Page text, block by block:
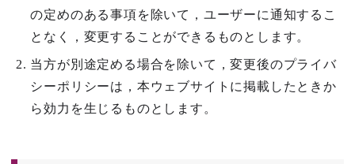
の定めのある事項を除いて，ユーザーに通知するこ
となく，変更することができるものとします。
当方が別途定める場合を除いて，変更後のプライバ
シーポリシーは，本ウェブサイトに掲載したときか
ら効力を生じるものとします。